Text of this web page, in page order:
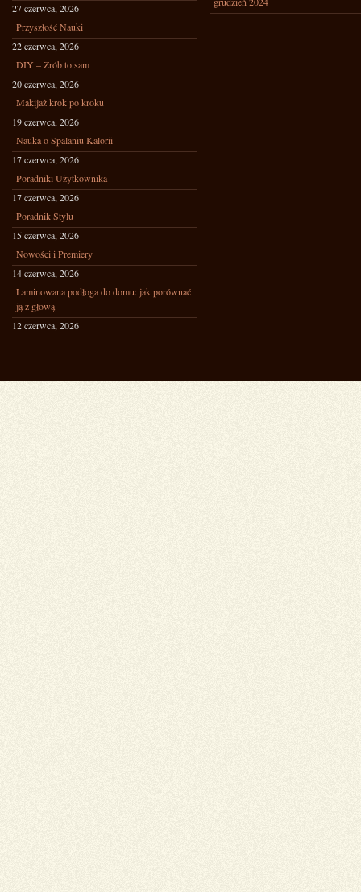
27 czerwca, 2026
Przyszłość Nauki
22 czerwca, 2026
DIY – Zrób to sam
20 czerwca, 2026
Makijaż krok po kroku
19 czerwca, 2026
Nauka o Spalaniu Kalorii
17 czerwca, 2026
Poradniki Użytkownika
17 czerwca, 2026
Poradnik Stylu
15 czerwca, 2026
Nowości i Premiery
14 czerwca, 2026
Laminowana podłoga do domu: jak porównać
ją z głową
12 czerwca, 2026